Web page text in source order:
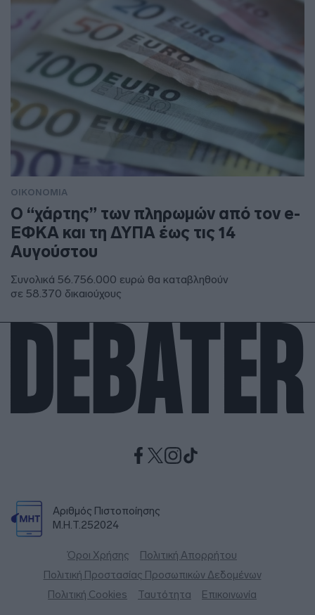
ΟΙΚΟΝΟΜΙΑ
Ο “χάρτης” των πληρωμών από τον e-
ΕΦΚΑ και τη ΔΥΠΑ έως τις 14
Αυγούστου
Συνολικά 56.756.000 ευρώ θα καταβληθούν
σε 58.370 δικαιούχους
Αριθμός Πιστοποίησης
Μ.Η.Τ.252024
Όροι Χρήσης
Πολιτική Απορρήτου
Πολιτική Προστασίας Προσωπικών Δεδομένων
Πολιτική Cookies
Ταυτότητα Επικοινωνία